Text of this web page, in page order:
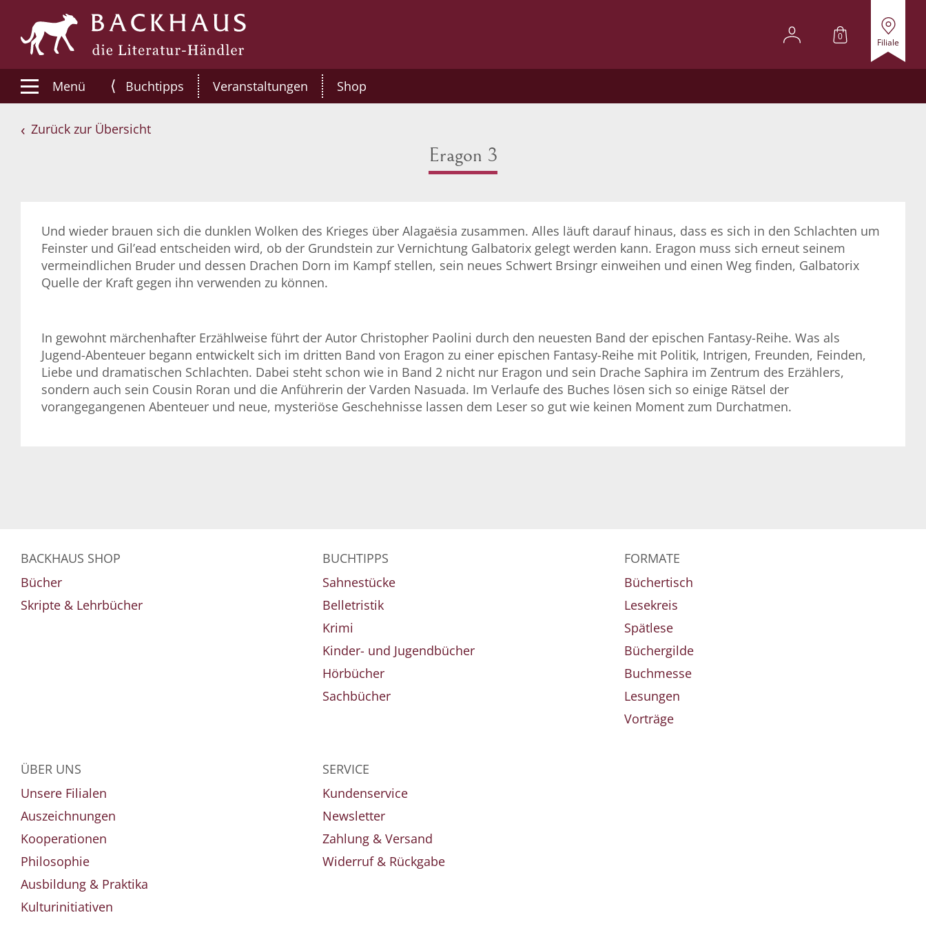
0
Filiale
Menü ⟨ Buchtipps Veranstaltungen Shop
Zurück zur Übersicht
Eragon 3
Und wieder brauen sich die dunklen Wolken des Krieges über Alagaësia zusammen. Alles läuft darauf hinaus, dass es sich in den Schlachten um
Feinster und Gil’ead entscheiden wird, ob der Grundstein zur Vernichtung Galbatorix gelegt werden kann. Eragon muss sich erneut seinem
vermeindlichen Bruder und dessen Drachen Dorn im Kampf stellen, sein neues Schwert Brsingr einweihen und einen Weg finden, Galbatorix
Quelle der Kraft gegen ihn verwenden zu können.
In gewohnt märchenhafter Erzählweise führt der Autor Christopher Paolini durch den neuesten Band der epischen Fantasy-Reihe. Was als
Jugend-Abenteuer begann entwickelt sich im dritten Band von Eragon zu einer epischen Fantasy-Reihe mit Politik, Intrigen, Freunden, Feinden,
Liebe und dramatischen Schlachten. Dabei steht schon wie in Band 2 nicht nur Eragon und sein Drache Saphira im Zentrum des Erzählers,
sondern auch sein Cousin Roran und die Anführerin der Varden Nasuada. Im Verlaufe des Buches lösen sich so einige Rätsel der
vorangegangenen Abenteuer und neue, mysteriöse Geschehnisse lassen dem Leser so gut wie keinen Moment zum Durchatmen.
BACKHAUS SHOP
Bücher
Skripte & Lehrbücher
BUCHTIPPS
Sahnestücke
Belletristik
Krimi
Kinder- und Jugendbücher
Hörbücher
Sachbücher
FORMATE
Büchertisch
Lesekreis
Spätlese
Büchergilde
Buchmesse
Lesungen
Vorträge
ÜBER UNS
Unsere Filialen
Auszeichnungen
Kooperationen
Philosophie
Ausbildung & Praktika
Kulturinitiativen
SERVICE
Kundenservice
Newsletter
Zahlung & Versand
Widerruf & Rückgabe